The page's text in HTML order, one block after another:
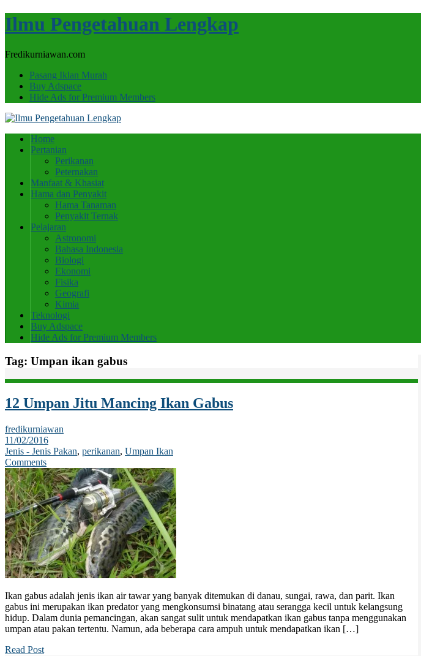
Ilmu Pengetahuan Lengkap
Fredikurniawan.com
Pasang Iklan Murah
Buy Adspace
Hide Ads for Premium Members
Home
Pertanian
Perikanan
Peternakan
Manfaat & Khasiat
Hama dan Penyakit
Hama Tanaman
Penyakit Ternak
Pelajaran
Astronomi
Bahasa Indonesia
Biologi
Ekonomi
Fisika
Geografi
Kimia
Teknologi
Buy Adspace
Hide Ads for Premium Members
Tag: Umpan ikan gabus
12 Umpan Jitu Mancing Ikan Gabus
fredikurniawan
11/02/2016
Jenis - Jenis Pakan, perikanan, Umpan Ikan
Comments
Ikan gabus adalah jenis ikan air tawar yang banyak ditemukan di danau, sungai, rawa, dan parit. Ikan
gabus ini merupakan ikan predator yang mengkonsumsi binatang atau serangga kecil untuk kelangsung
hidup. Dalam dunia pemancingan, akan sangat sulit untuk mendapatkan ikan gabus tanpa menggunakan
umpan atau pakan tertentu. Namun, ada beberapa cara ampuh untuk mendapatkan ikan […]
Read Post